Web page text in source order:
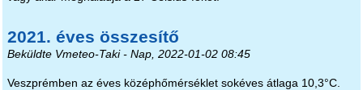
2021. éves összesítő
Beküldte Vmeteo-Taki- Nap, 2022-01-02 08:45
Veszprémben az éves középhőmérséklet sokéves átlaga 10,3°C.